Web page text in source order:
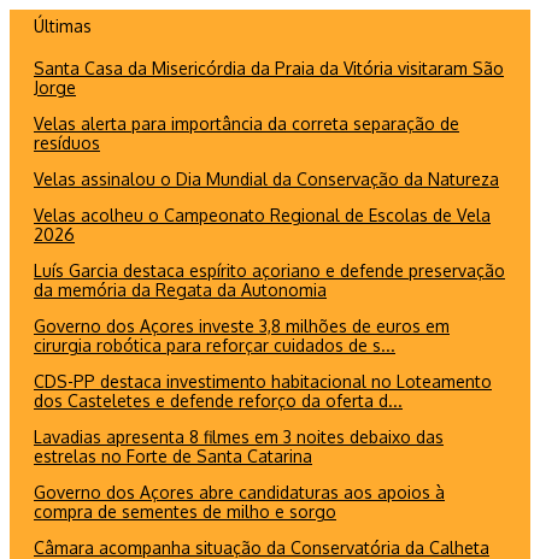
conteúdo
Últimas
Santa Casa da Misericórdia da Praia da Vitória visitaram São
Jorge
Velas alerta para importância da correta separação de
resíduos
Velas assinalou o Dia Mundial da Conservação da Natureza
Velas acolheu o Campeonato Regional de Escolas de Vela
2026
Luís Garcia destaca espírito açoriano e defende preservação
da memória da Regata da Autonomia
Governo dos Açores investe 3,8 milhões de euros em
cirurgia robótica para reforçar cuidados de s...
CDS-PP destaca investimento habitacional no Loteamento
dos Casteletes e defende reforço da oferta d...
Lavadias apresenta 8 filmes em 3 noites debaixo das
estrelas no Forte de Santa Catarina
Governo dos Açores abre candidaturas aos apoios à
compra de sementes de milho e sorgo
Câmara acompanha situação da Conservatória da Calheta